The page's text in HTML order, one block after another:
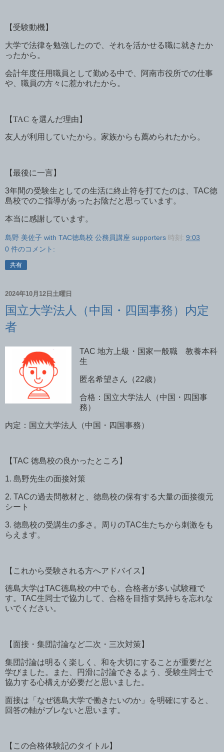
【受験動機】
大学で法律を勉強したので、それを活かせる職に就きたか
ったから。
会計年度任用職員として勤める中で、阿南市役所での仕事
や、職員の方々に惹かれたから。
【TAC を選んだ理由】
友人が利用していたから。家族からも薦められたから。
【最後に一言】
3年間の受験生としての生活に終止符を打てたのは、 TAC徳
島校でのご指導があったお陰だと思っています。
本当に感謝しています。
島野 美佐子 with TAC徳島校 公務員講座 supporters 時刻: 9:03
0 件のコメント:
共有
2024年10月12日土曜日
国立大学法人（中国・四国事務）内定
者
TAC 地方上級・国家一般職 教養本科
生
匿名希望さん（22歳）
合格：国立大学法人（中国・四国事
務）
内定：国立大学法人（中国・四国事務）
【 TAC 徳島校の良かったところ】
1. 島野先生の面接対策
2. TACの過去問教材と、徳島校の保有する大量の面接復元
シート
3. 徳島校の受講生の多さ。周りのTAC生たちから刺激をも
らえます。
【これから受験される方へアドバイス】
徳島大学はTAC徳島校の中でも、合格者が多い試験種で
す。 TAC生同士で協力して、合格を目指す気持ちを忘れな
いでください。
【面接・集団討論など二次・三次対策】
集団討論は明るく楽しく、和を大切にすることが重要だと
学びました。また、円滑に討論できるよう、受験生同士で
協力する心構えが必要だと思いました。
面接は「なぜ徳島大学で働きたいのか」を明確にすると、
回答の軸がブレないと思います。
【この合格体験記のタイトル】